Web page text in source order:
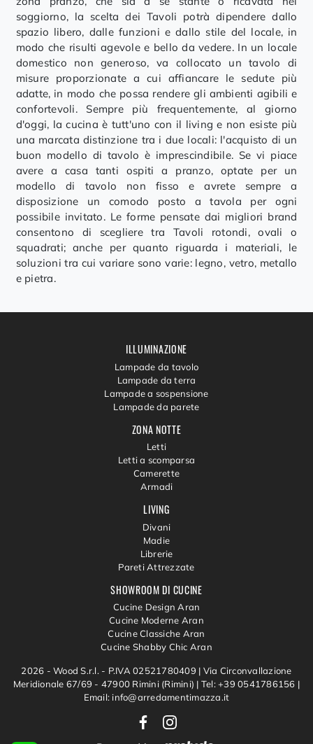
soggiorno, la scelta dei Tavoli potrà dipendere dallo
spazio libero, dalle funzioni e dallo stile del locale, in
modo che risulti agevole e bello da vedere. In un locale
domestico non generoso, va collocato un tavolo di
misure proporzionate a cui affiancare le sedute più
adatte, in modo che possa rendere gli ambienti agibili e
confortevoli. Sempre più frequentemente, al giorno
d'oggi, la cucina è tutt'uno con il living e non esiste più
una marcata distinzione tra i due locali: l'acquisto di un
buon modello di tavolo è imprescindibile. Se vi piace
avere a casa tanti ospiti a pranzo, optate per un
modello di tavolo non fisso e avrete sempre a
disposizione un comodo posto a tavola per ogni
possibile invitato. Le forme pensate dai migliori brand
consentono di scegliere tra Tavoli rotondi, ovali o
squadrati; anche per quanto riguarda i materiali, le
soluzioni tra cui variare sono varie: legno, vetro, metallo
e pietra.
SHOWROOM DI CUCINE
Cucine Design Aran
Cucine Moderne Aran
Cucine Classiche Aran
Cucine Shabby Chic Aran
LIVING
Divani
Madie
Librerie
Pareti Attrezzate
ZONA NOTTE
Letti
Letti a scomparsa
Camerette
Armadi
ILLUMINAZIONE
Lampade da tavolo
Lampade da terra
Lampade a sospensione
Lampade da parete
2026 - Wood S.r.l. - P.IVA 02521780409 | Via Circonvallazione
Meridionale 67/69 - 47900 Rimini (Rimini) | Tel: +39 0541786156 |
Email: info@arredamentimazza.it